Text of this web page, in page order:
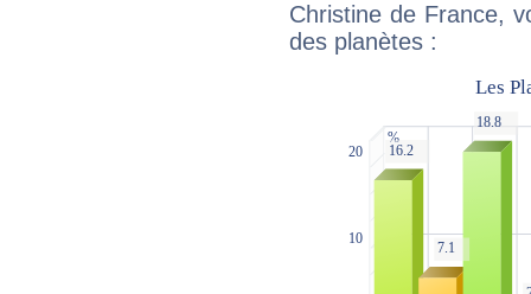
Christine de France,
des planètes :